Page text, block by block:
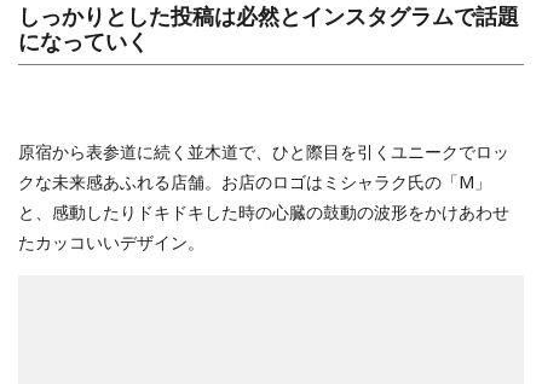
しっかりとした投稿は必然とインスタグラムで話題
になっていく
原宿から表参道に続く並木道で、ひと際目を引くユニークでロッ
クな未来感あふれる店舗。お店のロゴはミシャラク氏の「M」
と、感動したりドキドキした時の心臓の鼓動の波形をかけあわせ
たカッコいいデザイン。